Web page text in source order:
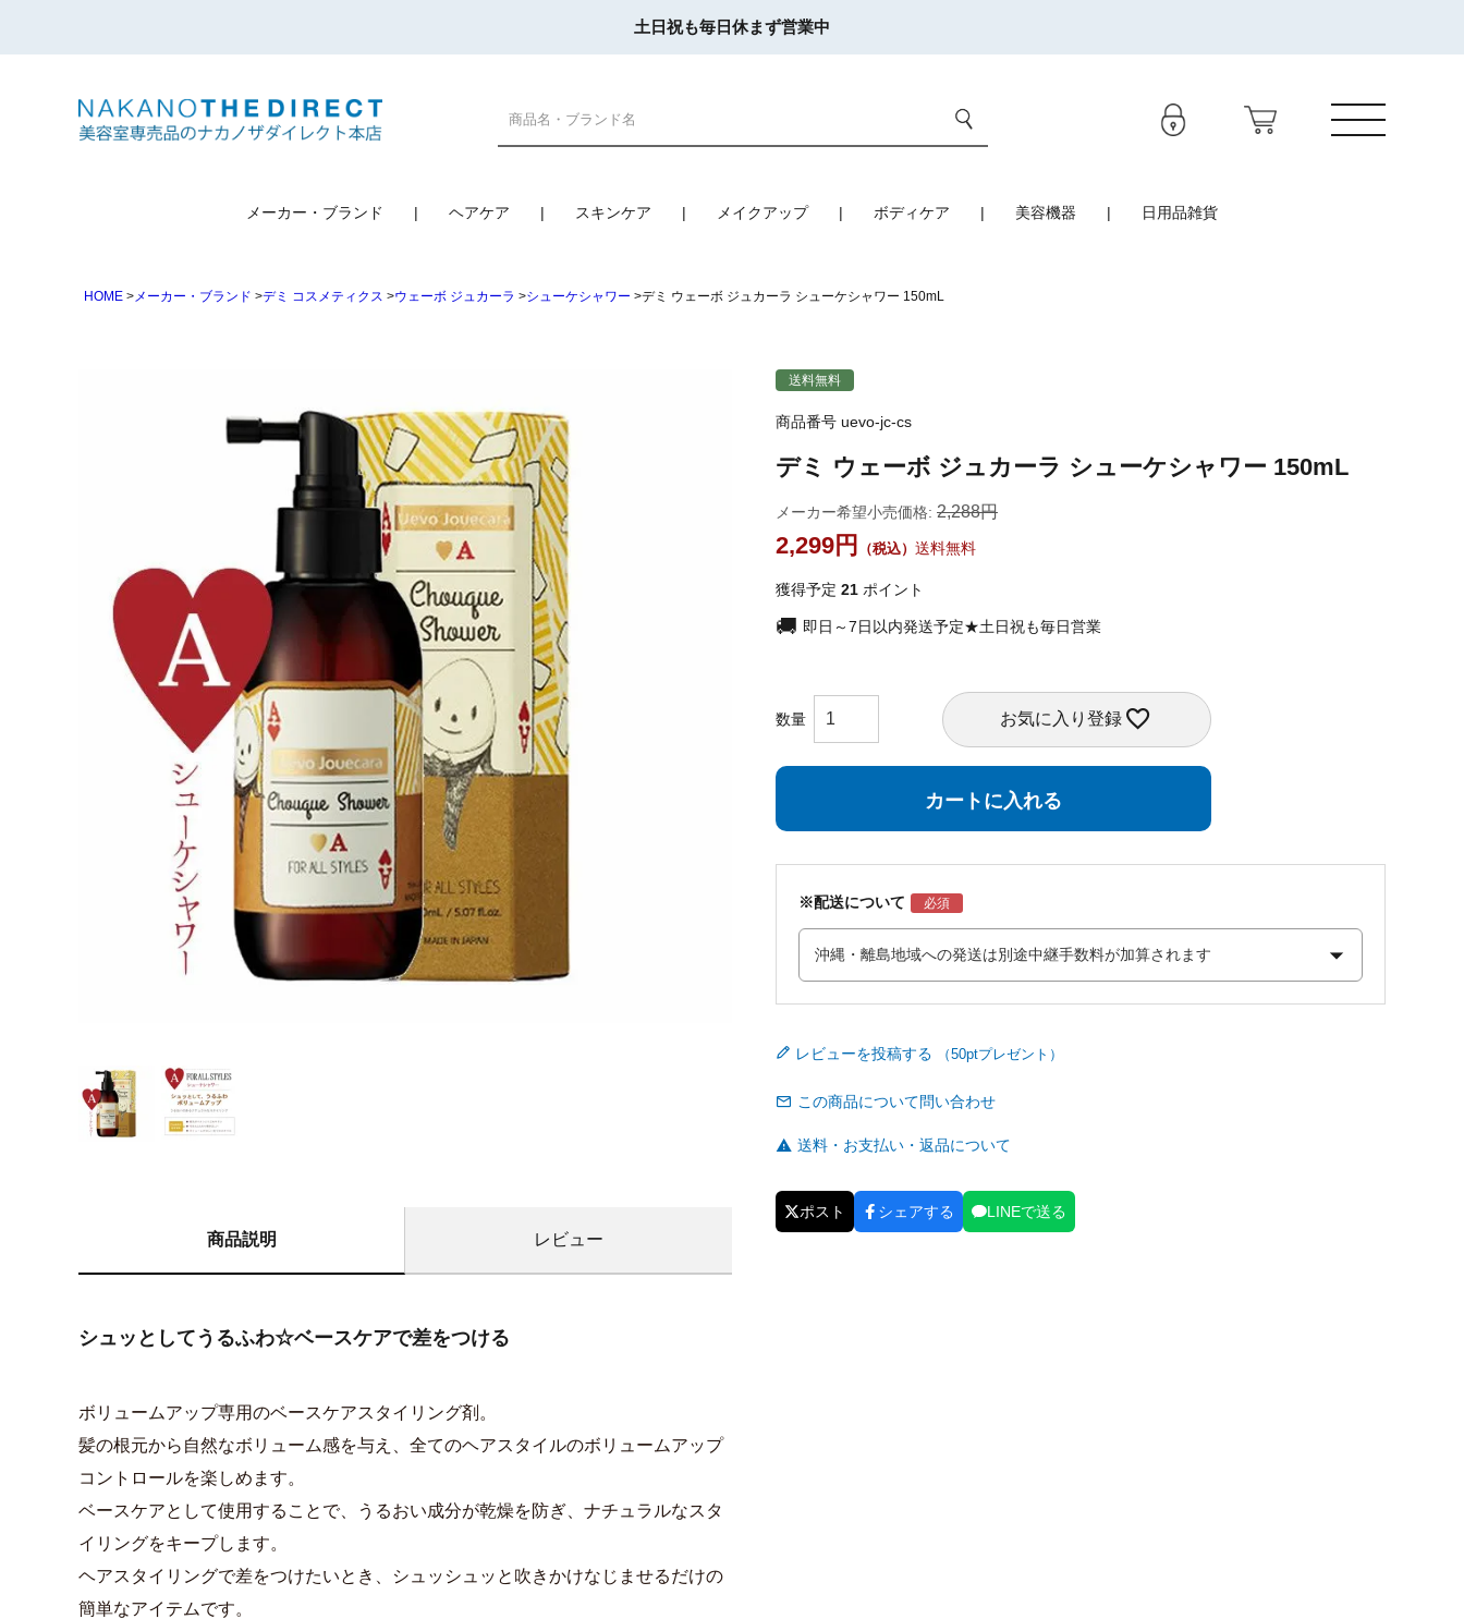
土日祝も毎日休まず営業中
メーカー・ブランド ヘアケア スキンケア メイクアップ ボディケア 美容機器 日用品雑貨
HOME メーカー・ブランド デミ コスメティクス ウェーボ ジュカーラ シューケシャワー デミ ウェーボ ジュカーラ シューケシャワー 150mL
商品説明 レビュー
シュッとしてうるふわ☆ベースケアで差をつける
ボリュームアップ専用のベースケアスタイリング剤。
髪の根元から自然なボリューム感を与え、全てのヘアスタイルのボリュームアップ
コントロールを楽しめます。
ベースケアとして使用することで、うるおい成分が乾燥を防ぎ、ナチュラルなスタ
イリングをキープします。
ヘアスタイリングで差をつけたいとき、シュッシュッと吹きかけなじませるだけの
簡単なアイテムです。
送料無料
商品番号 uevo-jc-cs
デミ ウェーボ ジュカーラ シューケシャワー 150mL
メーカー希望小売価格: 2,288
2,299 送料無料
獲得予定 21 ポイント
即日～7日以内発送予定★土日祝も毎日営業
お気に入り登録
カートに入れる
※配送について
レビューを投稿する
この商品について問い合わせ
送料・お支払い・返品について
ポスト シェアする LINEで送る